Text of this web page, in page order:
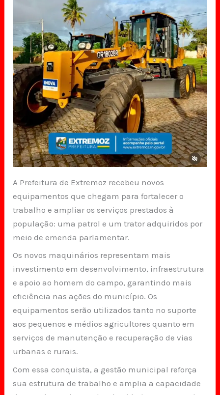
A Prefeitura de Extremoz recebeu novos
equipamentos que chegam para fortalecer o
trabalho e ampliar os serviços prestados à
população: uma patrol e um trator adquiridos por
meio de emenda parlamentar.
Os novos maquinários representam mais
investimento em desenvolvimento, infraestrutura
e apoio ao homem do campo, garantindo mais
eficiência nas ações do município. Os
equipamentos serão utilizados tanto no suporte
aos pequenos e médios agricultores quanto em
serviços de manutenção e recuperação de vias
urbanas e rurais.
Com essa conquista, a gestão municipal reforça
sua estrutura de trabalho e amplia a capacidade